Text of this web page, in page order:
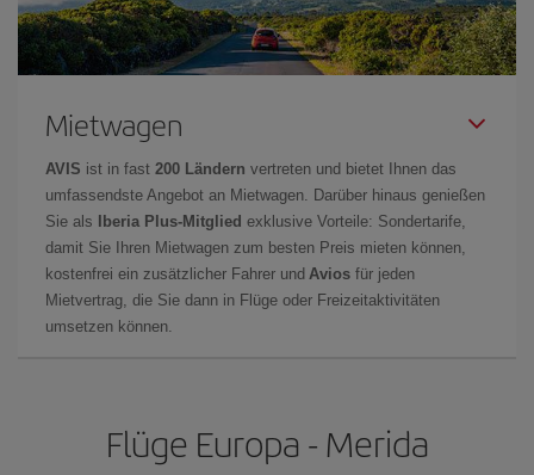
Mietwagen
AVIS ist in fast 200 Ländern vertreten und bietet Ihnen das
umfassendste Angebot an Mietwagen. Darüber hinaus genießen
Sie als
Iberia Plus-Mitglied exklusive Vorteile: Sondertarife,
damit Sie Ihren Mietwagen zum besten Preis mieten können,
kostenfrei ein zusätzlicher Fahrer und Avios für jeden
Mietvertrag, die Sie dann in Flüge oder Freizeitaktivitäten
umsetzen können.
Flüge Europa - Merida